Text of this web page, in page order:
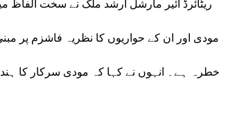
ریٹائرڈ ائیر مارشل ارشد ملک نے سخت الفاظ
مودی اور ان کے حواریوں کا نظریہ فاشزم پر
خطرہ ہے۔ انہوں نے کہا کہ مودی سرکار کا